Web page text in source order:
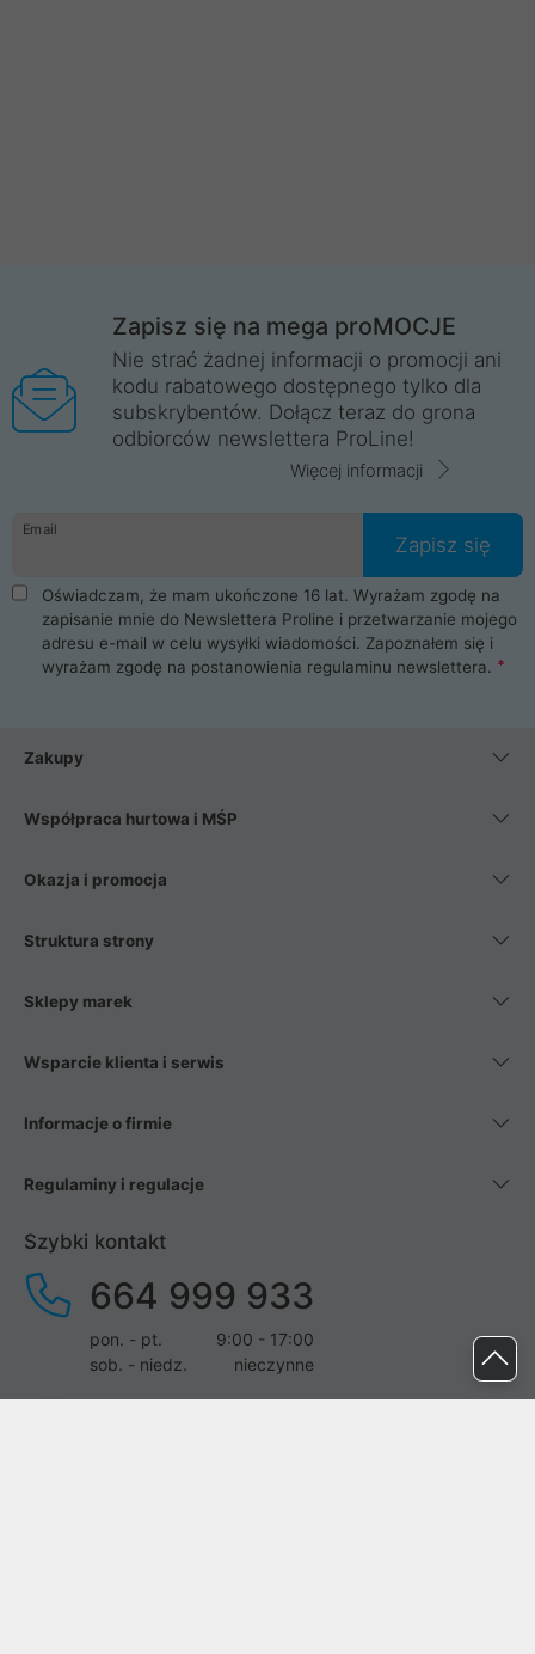
Zapisz się na mega proMOCJE
Nie strać żadnej informacji o promocji ani
kodu rabatowego dostępnego tylko dla
subskrybentów. Dołącz teraz do grona
odbiorców newslettera ProLine!
Więcej informacji
Email
Zapisz się
Oświadczam, że mam ukończone 16 lat. Wyrażam zgodę na
zapisanie mnie do Newslettera Proline i przetwarzanie mojego
adresu e-mail w celu wysyłki wiadomości. Zapoznałem się i
wyrażam zgodę na postanowienia regulaminu newslettera.
Zakupy
Współpraca hurtowa i MŚP
Okazja i promocja
Struktura strony
Sklepy marek
Wsparcie klienta i serwis
Informacje o firmie
Regulaminy i regulacje
Szybki kontakt
664 999 933
pon. - pt.
9:00 - 17:00
sob. - niedz.
nieczynne